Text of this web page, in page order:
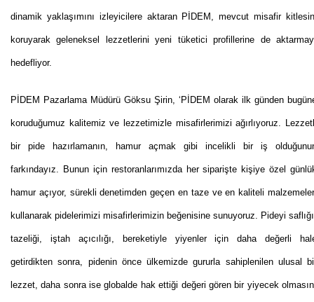
dinamik yaklaşımını izleyicilere aktaran PİDEM, mevcut misafir
koruyarak geleneksel lezzetlerini yeni tüketici profillerine de
hedefliyor.
PİDEM Pazarlama Müdürü Göksu Şirin, ‘PİDEM olarak ilk günden
koruduğumuz kalitemiz ve lezzetimizle misafirlerimizi ağırlıyoruz.
bir pide hazırlamanın, hamur açmak gibi incelikli bir iş
farkındayız. Bunun için restoranlarımızda her siparişte kişiye özel
hamur açıyor, sürekli denetimden geçen en taze ve en kaliteli
kullanarak pidelerimizi misafirlerimizin beğenisine sunuyoruz. Pideyi
tazeliği, iştah açıcılığı, bereketiyle yiyenler için daha değerli
getirdikten sonra, pidenin önce ülkemizde gururla sahiplenilen ulusal
lezzet, daha sonra ise globalde hak ettiği değeri gören bir yiyecek